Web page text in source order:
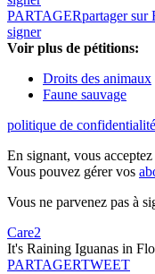
PARTAGERpartager sur
signer
Voir plus de pétitions:
Droits des animaux
Faune sauvage
politique de confidentialité
En signant, vous acceptez
Vous pouvez gérer vos
Vous ne parvenez pas à
Care2
It's Raining Iguanas in
PARTAGERTWEET